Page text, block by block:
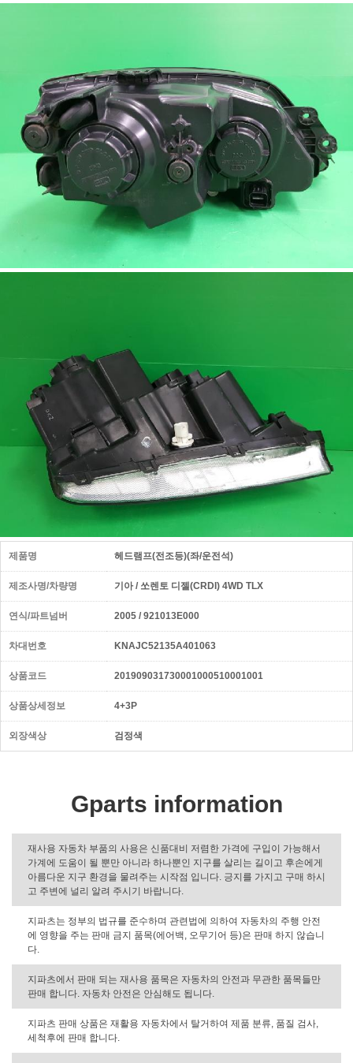
제품명 헤드램프(전조등)(좌/운전석)
제조사명/차량명 기아 / 쏘렌토 디젤(CRDI) 4WD TLX
연식/파트넘버 2005 / 921013E000
차대번호 KNAJC52135A401063
상품코드 201909031730001000510001001
상품상세정보 4+3P
외장색상 검정색
Gparts information
재사용 자동차 부품의 사용은 신품대비 저렴한 가격에 구입이 가능해서
가계에 도움이 될 뿐만 아니라 하나뿐인 지구를 살리는 길이고 후손에게
아름다운 지구 환경을 물려주는 시작점 입니다. 긍지를 가지고 구매 하시
고 주변에 널리 알려 주시기 바랍니다.
지파츠는 정부의 법규를 준수하며 관련법에 의하여 자동차의 주행 안전
에 영향을 주는 판매 금지 품목(에어백, 오무기어 등)은 판매 하지 않습니
다.
지파츠에서 판매 되는 재사용 품목은 자동차의 안전과 무관한 품목들만
판매 합니다. 자동차 안전은 안심해도 됩니다.
지파츠 판매 상품은 재활용 자동차에서 탈거하여 제품 분류, 품질 검사,
세척후에 판매 합니다.